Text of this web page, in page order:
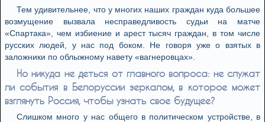
Тем удивительнее, что у многих наших граждан куда большее
возмущение вызвала несправедливость судьи на матче
«Спартака», чем избиение и арест тысяч граждан, в том числе
русских людей, у нас под боком. Не говоря уже о взятых в
заложники по облыжному навету «вагнеровцах».
Но никуда не деться от главного вопроса: не служат
ли события в Белоруссии зеркалом, в которое может
взглянуть Россия, чтобы узнать свое будущее?
Слишком много у нас общего в политическом устройстве, в